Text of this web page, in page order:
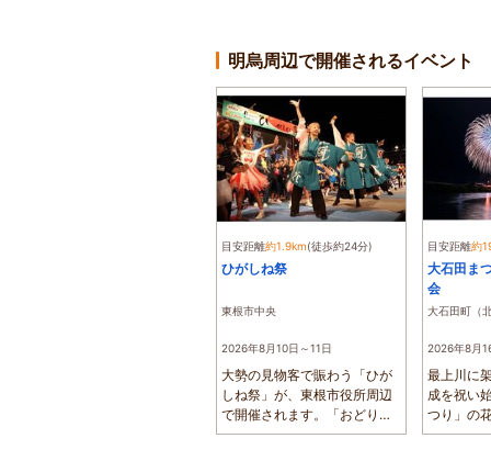
明烏周辺で開催されるイベント
目安距離約1.9km(徒歩約24分)
ひがしね祭
東根市中央
2026年8月10日～11日
大勢の見物客で賑わう「ひが
しね祭」が、東根市役所周辺
で開催されます。「おどりの
競演」や「激...
目安距離約
大石田ま
会
大石田町（
2026年8月
最上川に
成を祝い
つり」の
河川敷で